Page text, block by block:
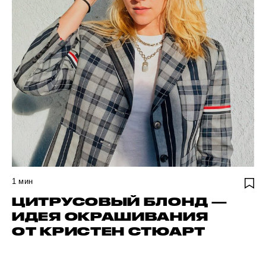
1 мин
ЦИТРУСОВЫЙ БЛОНД —
ИДЕЯ ОКРАШИВАНИЯ
ОТ КРИСТЕН СТЮАРТ